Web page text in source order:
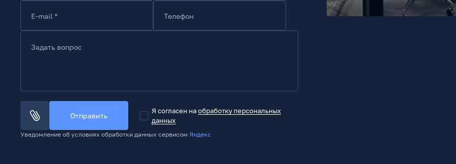
E-mail * Телефон
Задать вопрос
Отправить
Я согласен наобработку персональных
данных
Уведомление об условиях обработки данных сервисом Яндекс